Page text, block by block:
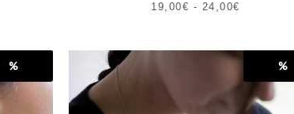
19,00€ - 24,00€
% %